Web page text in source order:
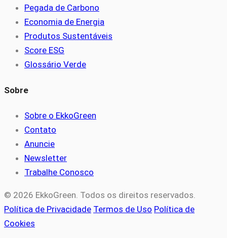
Pegada de Carbono
Economia de Energia
Produtos Sustentáveis
Score ESG
Glossário Verde
Sobre
Sobre o EkkoGreen
Contato
Anuncie
Newsletter
Trabalhe Conosco
© 2026 EkkoGreen. Todos os direitos reservados.
Política de Privacidade Termos de Uso Política de
Cookies